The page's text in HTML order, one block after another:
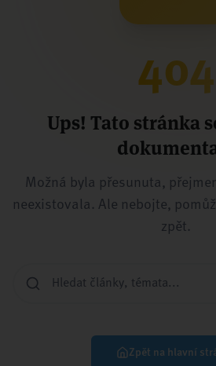
404
Ups! Tato stránka
Možná byla přesunuta,
neexistovala. Ale nebojte,
zpět.
Zpět na hlavní